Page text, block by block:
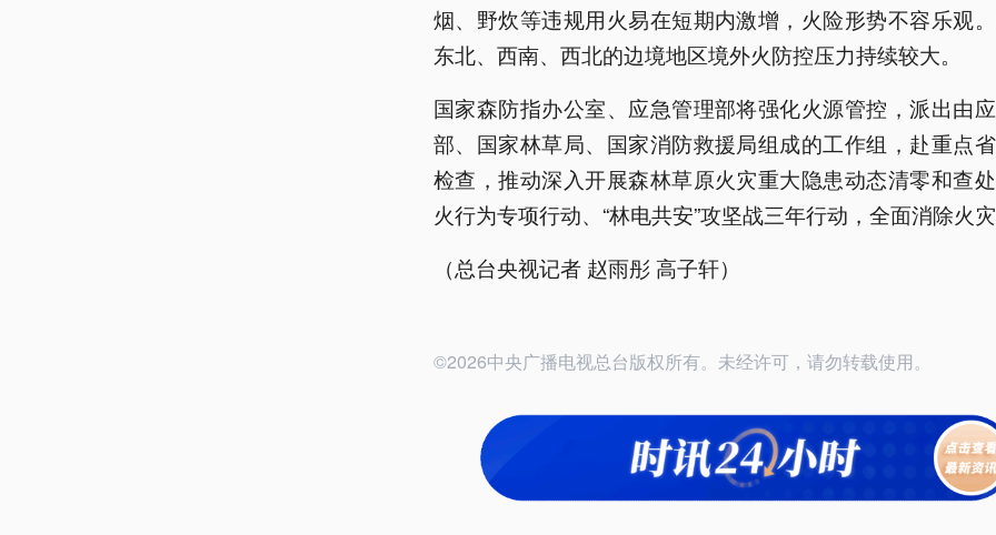
烟、野炊等违规用火易在短期内激增，火险形势不容乐观。
东北、西南、西北的边境地区境外火防控压力持续较大。
国家森防指办公室、应急管理部将强化火源管控，派出由
部、国家林草局、国家消防救援局组成的工作组，赴重点
检查，推动深入开展森林草原火灾重大隐患动态清零和查
火行为专项行动、“林电共安”攻坚战三年行动，全面消除火灾
（总台央视记者 赵雨彤 高子轩）
©2026中央广播电视总台版权所有。未经许可，请勿转载使用。